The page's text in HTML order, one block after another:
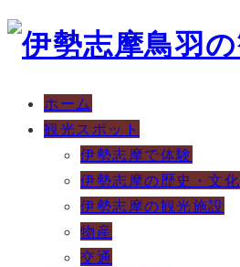
ホーム
観光スポット
伊勢志摩で体験
伊勢志摩の歴史・文化
伊勢志摩の観光施設
物産
交通